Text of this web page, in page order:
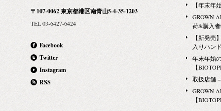
1739 ※お取扱い品目：ボディの一部商品 アダムエロ
ペ恵比寿店 150-0022 東京都渋谷区恵比寿南1-6-1 ア
トレ恵比寿西館 3F Tel:03-5708-5356 ※お取扱い品
目：ボディの一部商品 アダムエロペ立川店 190-0012
ハリが、唇本来の美しさを際立たせ、乾燥知らずの
しなやかで艶めく唇へ。 スティックタイプなので、
いつでも携帯して、 乾燥が気になる時にお使いいた
だけます。 エイジサイエンス リップトリートメン
ト (ティント) ヌーディーなベージュカラーが美しい
ブランド最上級の唇用美容クリーム。 内側から湧き
出るような潤い溢れるふっくらとした唇は、お肌ま
男女問わずお使いいただける薄付きのカラーです。
〒107-0062 東京都港区南青山5-4-35-1203
TEL 03-6427-6424
Facebook
Twitter
Instagram
RSS
【年末年
GROWN
荷&購入
【新発売
入りハン
年末年始
【
取扱店舗
GROWN
【